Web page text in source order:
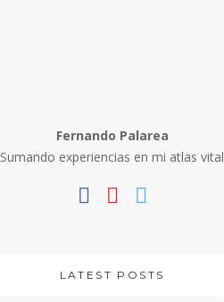
Fernando Palarea
Sumando experiencias en mi atlas vital
LATEST POSTS